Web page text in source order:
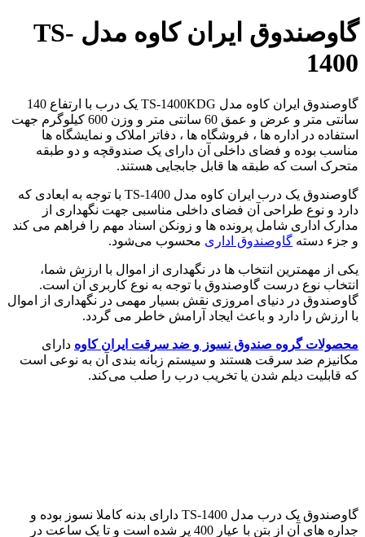
گاوصندوق ایران کاوه مدل TS-
1400
گاوصندوق ایران کاوه مدل TS-1400KDG یک درب با ارتفاع 140
سانتی متر و عرض و عمق 60 سانتی متر و وزن 600 کیلوگرم جهت
استفاده در اداره ها ، فروشگاه ها ، دفاتر املاک و نمایشگاه ها
مناسب بوده و فضای داخلی آن دارای یک صندوقچه و دو طبقه
متحرک است که طبقه ها‌ قابل جابجایی هستند.
گاوصندوق یک درب ایران کاوه مدل TS-1400 با توجه به ابعادی که
دارد و نوع طراحی آن فضای داخلی مناسبی جهت نگهداری از
مدارک اداری شامل پرونده ها و زونکن اسناد مهم را فراهم می کند
و جزء دسته گاوصندوق اداری محسوب می‌شود.
یکی از مهمترین انتخاب ها در نگهداری از اموال با ارزش شما،
انتخاب نوع درست گاوصندوق با توجه به نوع کاربری آن است.
گاوصندوق در دنیای امروزی نقش بسیار مهمی در نگهداری از اموال
با ارزش را دارد و باعث ایجاد آرامش خاطر می گردد.
محصولات گروه صندوق نسوز و ضد سرقت ایران کاوه دارای
مکانیزم ضد سرقت هستند و سیستم زبانه بندی آن به نوعی است
که قابلیت دیلم شدن یا تخریب درب را صلب می‌کند.
گاوصندوق یک درب مدل TS-1400 دارای بدنه کاملا نسوز بوده و
جداره های آن از بتن با عیار 400 پر شده است و تا یک ساعت در